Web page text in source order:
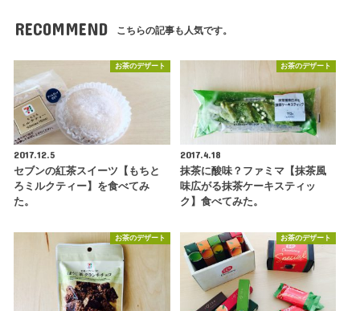
RECOMMEND こちらの記事も人気です。
お茶のデザート
2017.12.5
セブンの紅茶スイーツ【もちと
ろミルクティー】を食べてみ
た。
お茶のデザート
2017.4.18
抹茶に酸味？ファミマ【抹茶風
味広がる抹茶ケーキスティッ
ク】食べてみた。
お茶のデザート お茶のデザート